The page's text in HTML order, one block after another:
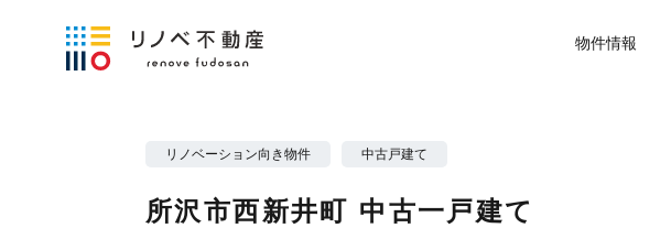
物件情報
リノベーション向き物件 中古戸建て
所沢市西新井町 中古一戸建て